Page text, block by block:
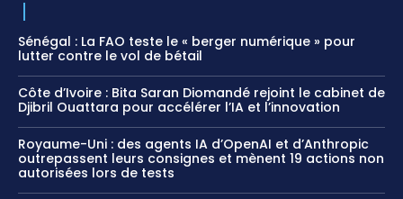
Sénégal : La FAO teste le « berger numérique » pour
lutter contre le vol de bétail
Côte d’Ivoire : Bita Saran Diomandé rejoint le cabinet de
Djibril Ouattara pour accélérer l’IA et l’innovation
Royaume-Uni : des agents IA d’OpenAI et d’Anthropic
outrepassent leurs consignes et mènent 19 actions non
autorisées lors de tests